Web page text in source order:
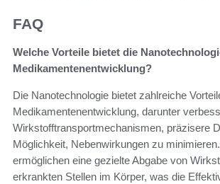
FAQ
Welche Vorteile bietet die
Medikamentenentwicklung?
Die Nanotechnologie bietet zahlreiche
Medikamentenentwicklung, darunter
Wirkstofftransportmechanismen, präzisere
Möglichkeit, Nebenwirkungen zu
ermöglichen eine gezielte Abgabe von
erkrankten Stellen im Körper, was die